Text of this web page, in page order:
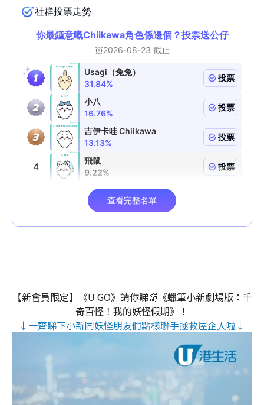
【新會員限定】《U GO》請你睇👹《蠟筆小新劇場版：千
奇百怪！我的妖怪假期》！
↓一齊睇下小新同妖怪朋友們點樣聯手拯救屋企人啦↓